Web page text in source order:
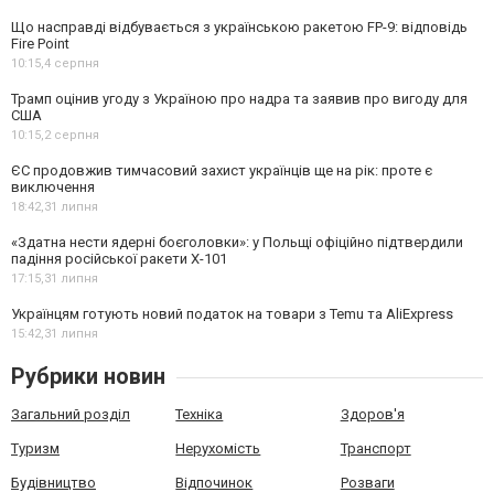
Що насправді відбувається з українською ракетою FP-9: відповідь
Fire Point
10:15,4 серпня
Трамп оцінив угоду з Україною про надра та заявив про вигоду для
США
10:15,2 серпня
ЄС продовжив тимчасовий захист українців ще на рік: проте є
виключення
18:42,31 липня
«Здатна нести ядерні боєголовки»: у Польщі офіційно підтвердили
падіння російської ракети Х-101
17:15,31 липня
Українцям готують новий податок на товари з Temu та AliExpress
15:42,31 липня
Рубрики новин
Загальний розділ Техніка Здоров'я
Туризм Нерухомість Транспорт
Будівництво Відпочинок Розваги